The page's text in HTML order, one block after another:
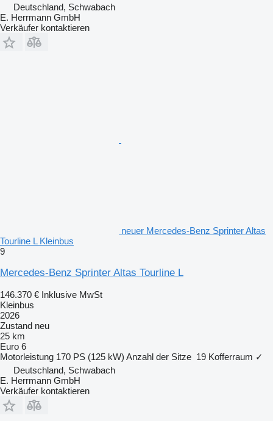
Deutschland, Schwabach
E. Herrmann GmbH
Verkäufer kontaktieren
neuer Mercedes-Benz Sprinter Altas
Tourline L Kleinbus
9
Mercedes-Benz Sprinter Altas Tourline L
146.370 € Inklusive MwSt
Kleinbus
2026
Zustand neu
25 km
Euro 6
Motorleistung 170 PS (125 kW) Anzahl der Sitze 19 Kofferraum ✓
Deutschland, Schwabach
E. Herrmann GmbH
Verkäufer kontaktieren